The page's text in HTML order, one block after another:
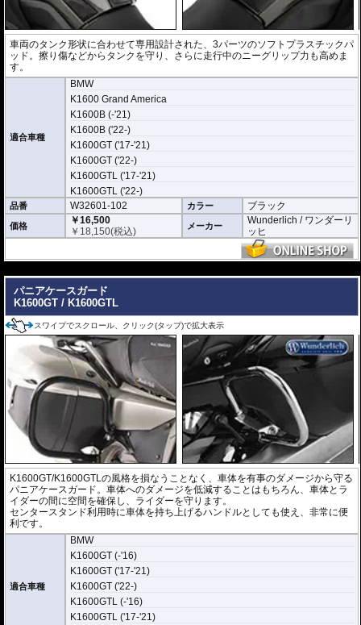
車両のタンク形状に合わせて専用設計された、3パーツのソフトプラスチックパ
ッド。擦り傷などからタンクを守り、さらに走行中のニーグリップ力も高めま
す。
適合車種
BMW
K1600 Grand America
K1600B (-'21)
K1600B ('22-)
K1600GT ('17-'21)
K1600GT ('22-)
K1600GTL ('17-'21)
K1600GTL ('22-)
品番 W32601-102 カラー ブラック
価格
￥16,500
￥ 18,150(税込) メーカー
Wunderlich / ワンダーリ
ッヒ
パニアケースガード
K1600GT / K1600GTL
スワイプでスクロール、クリック(タップ)で拡大表示
K1600GT/K1600GTLの風格を損なうことなく、車体を有事のダメージから守る
パニアケースガード。車体へのダメージを低減することはもちろん、車体とラ
イダーの間に空間を確保し、ライダーを守ります。
センタースタンド利用時に車体を持ち上げるハンドルとしても使え、非常に便
利です。
適合車種
BMW
K1600GT (-'16)
K1600GT ('17-'21)
K1600GT ('22-)
K1600GTL (-'16)
K1600GTL ('17-'21)